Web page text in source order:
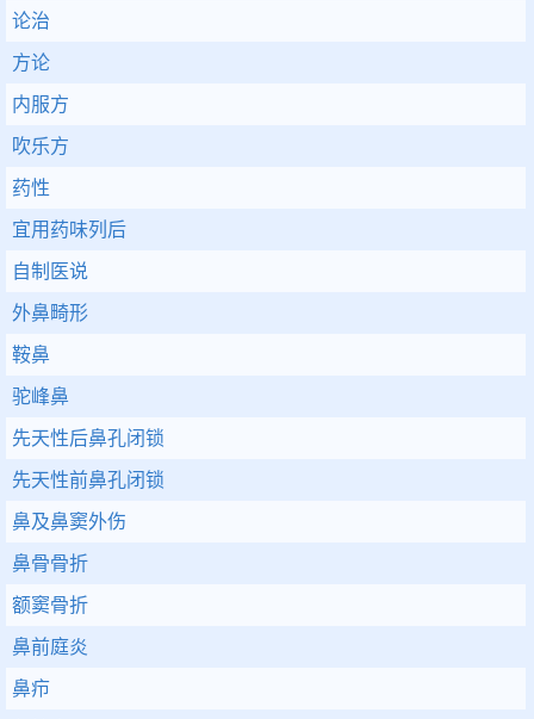
论治
方论
内服方
吹乐方
药性
宜用药味列后
自制医说
外鼻畸形
鞍鼻
驼峰鼻
先天性后鼻孔闭锁
先天性前鼻孔闭锁
鼻及鼻窦外伤
鼻骨骨折
额窦骨折
鼻前庭炎
鼻疖